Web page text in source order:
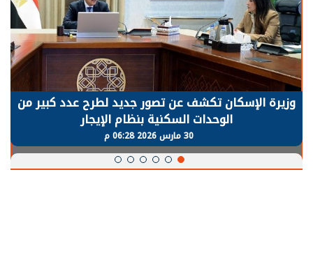
وزيرة الإسكان تكشف عن تصور جديد لطرح عدد كبير من
الوحدات السكنية بنظام الإيجار